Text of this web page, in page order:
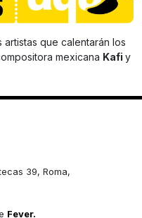
que calentarán los
mexicana Kafi y
39, Roma,
Fever.